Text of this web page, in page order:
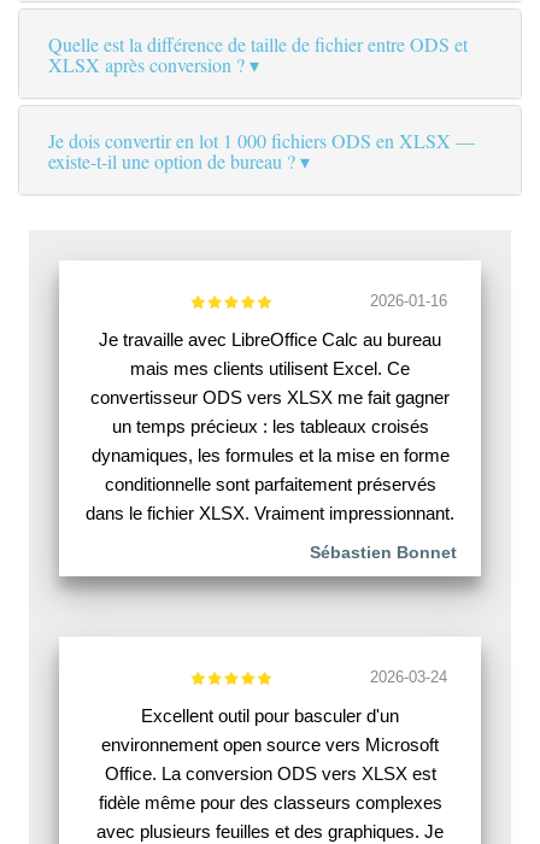
Quelle est la différence de taille de fichier entre ODS et
XLSX après conversion ?
Je dois convertir en lot 1 000 fichiers ODS en XLSX —
existe-t-il une option de bureau ?
2026-01-16
Je travaille avec LibreOffice Calc au bureau
mais mes clients utilisent Excel. Ce
convertisseur ODS vers XLSX me fait gagner
un temps précieux : les tableaux croisés
dynamiques, les formules et la mise en forme
conditionnelle sont parfaitement préservés
dans le fichier XLSX. Vraiment impressionnant.
Sébastien Bonnet
2026-03-24
Excellent outil pour basculer d'un
environnement open source vers Microsoft
Office. La conversion ODS vers XLSX est
fidèle même pour des classeurs complexes
avec plusieurs feuilles et des graphiques. Je